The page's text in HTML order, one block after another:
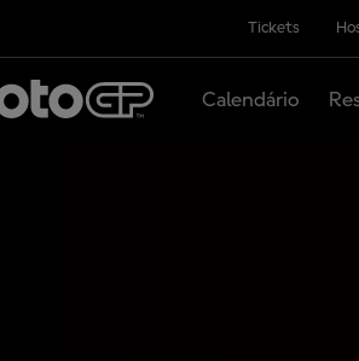
Tickets
Calendário